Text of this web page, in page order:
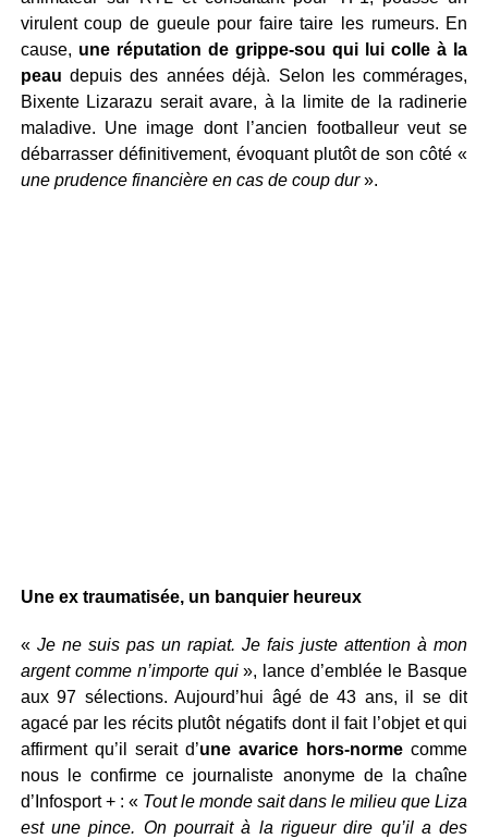
virulent coup de gueule pour faire taire les rumeurs. En
cause, une réputation de grippe-sou qui lui colle à la
peau depuis des années déjà. Selon les commérages,
Bixente Lizarazu serait avare, à la limite de la radinerie
maladive. Une image dont l’ancien footballeur veut se
débarrasser définitivement, évoquant plutôt de son côté «
une prudence financière en cas de coup dur».
Une ex traumatisée, un banquier heureux
« Je ne suis pas un rapiat. Je fais juste attention à mon
argent comme n’importe qui», lance d’emblée le Basque
aux 97 sélections. Aujourd’hui âgé de 43 ans, il se dit
agacé par les récits plutôt négatifs dont il fait l’objet et qui
affirment qu’il serait d’une avarice hors-norme comme
nous le confirme ce journaliste anonyme de la chaîne
d’Infosport + : « Tout le monde sait dans le milieu que Liza
est une pince. On pourrait à la rigueur dire qu’il a des